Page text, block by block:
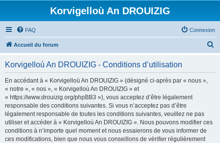
Korvigelloù An DROUIZIG
FAQ Connexion
Accueil du forum
Korvigelloù An DROUIZIG - Conditions d’utilisation
En accédant à « Korvigelloù An DROUIZIG » (désigné ci-après par « nous »,
« notre », « nos », « Korvigelloù An DROUIZIG » et
« https://www.drouizig.org/phpBB3 »), vous acceptez d’être légalement
responsable des conditions suivantes. Si vous n’acceptez pas d’être
légalement responsable de toutes les conditions suivantes, veuillez ne pas
utiliser et accéder à « Korvigelloù An DROUIZIG ». Nous pouvons modifier ces
conditions à n’importe quel moment et nous essaierons de vous informer de
ces modifications, bien que nous vous conseillons de vérifier régulièrement